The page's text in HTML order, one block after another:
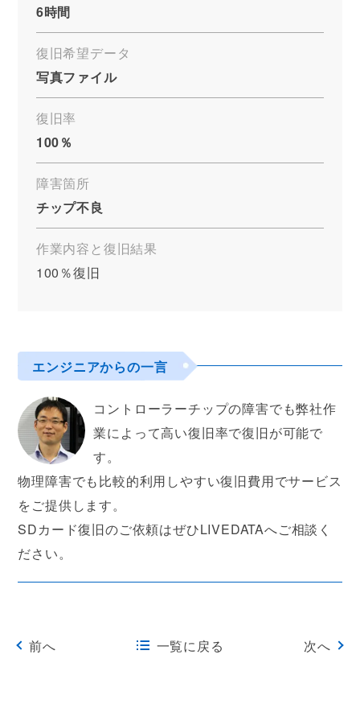
6時間
復旧希望データ
写真ファイル
復旧率
100％
障害箇所
チップ不良
作業内容と復旧結果
100％復旧
エンジニアからの一言
コントローラーチップの障害でも弊社作
業によって高い復旧率で復旧が可能で
す。
物理障害でも比較的利用しやすい復旧費用でサービス
をご提供します。
SDカード復旧のご依頼はぜひLIVEDATAへご相談く
ださい。
前へ 一覧に戻る 次へ